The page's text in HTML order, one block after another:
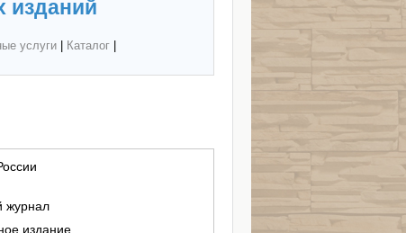
изданий
услуги| Каталог|
журнал
издание